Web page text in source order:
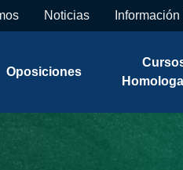
Noticias
Oposiciones